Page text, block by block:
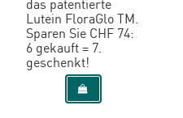
das patentierte
Lutein FloraGlo TM.
Sparen Sie CHF 74:
6 gekauft = 7.
geschenkt!